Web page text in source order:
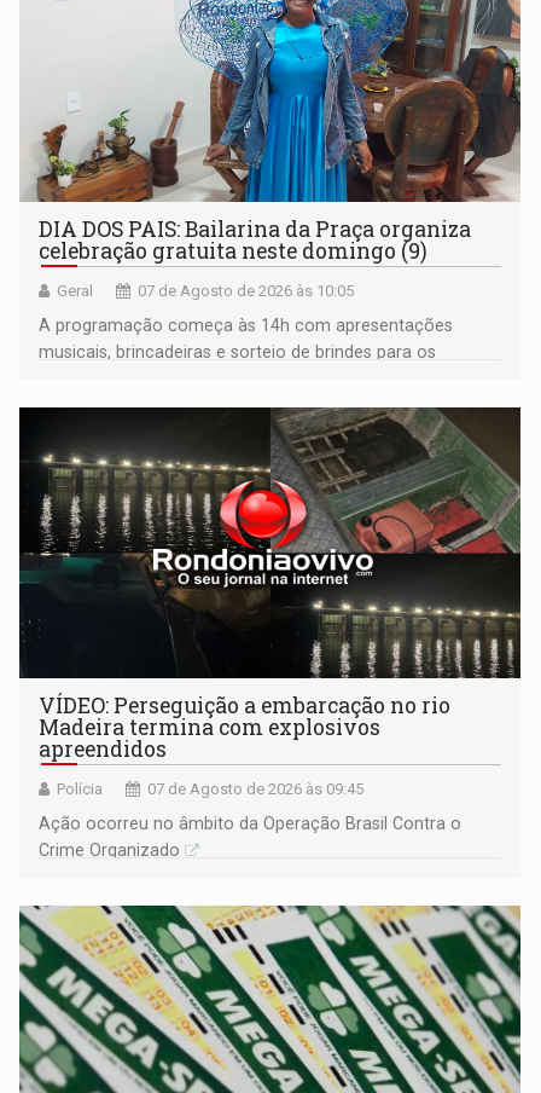
DIA DOS PAIS: Bailarina da Praça organiza
celebração gratuita neste domingo (9)
Geral 07 de Agosto de 2026 às 10:05
A programação começa às 14h com apresentações
musicais, brincadeiras e sorteio de brindes para os
bolo e canto de parabéns dedicado aos pais
VÍDEO: Perseguição a embarcação no rio
Madeira termina com explosivos
apreendidos
Polícia 07 de Agosto de 2026 às 09:45
Ação ocorreu no âmbito da Operação Brasil Contra o
Crime Organizado